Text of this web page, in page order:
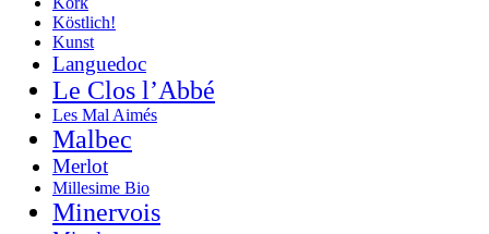
Köstlich!
Kunst
Languedoc
Le Clos l’Abbé
Les Mal Aimés
Malbec
Merlot
Millesime Bio
Minervois